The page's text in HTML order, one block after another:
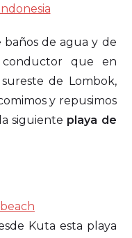
de agua y de
que en
de Lombok,
y repusimos
siguiente playa de
Kuta esta playa